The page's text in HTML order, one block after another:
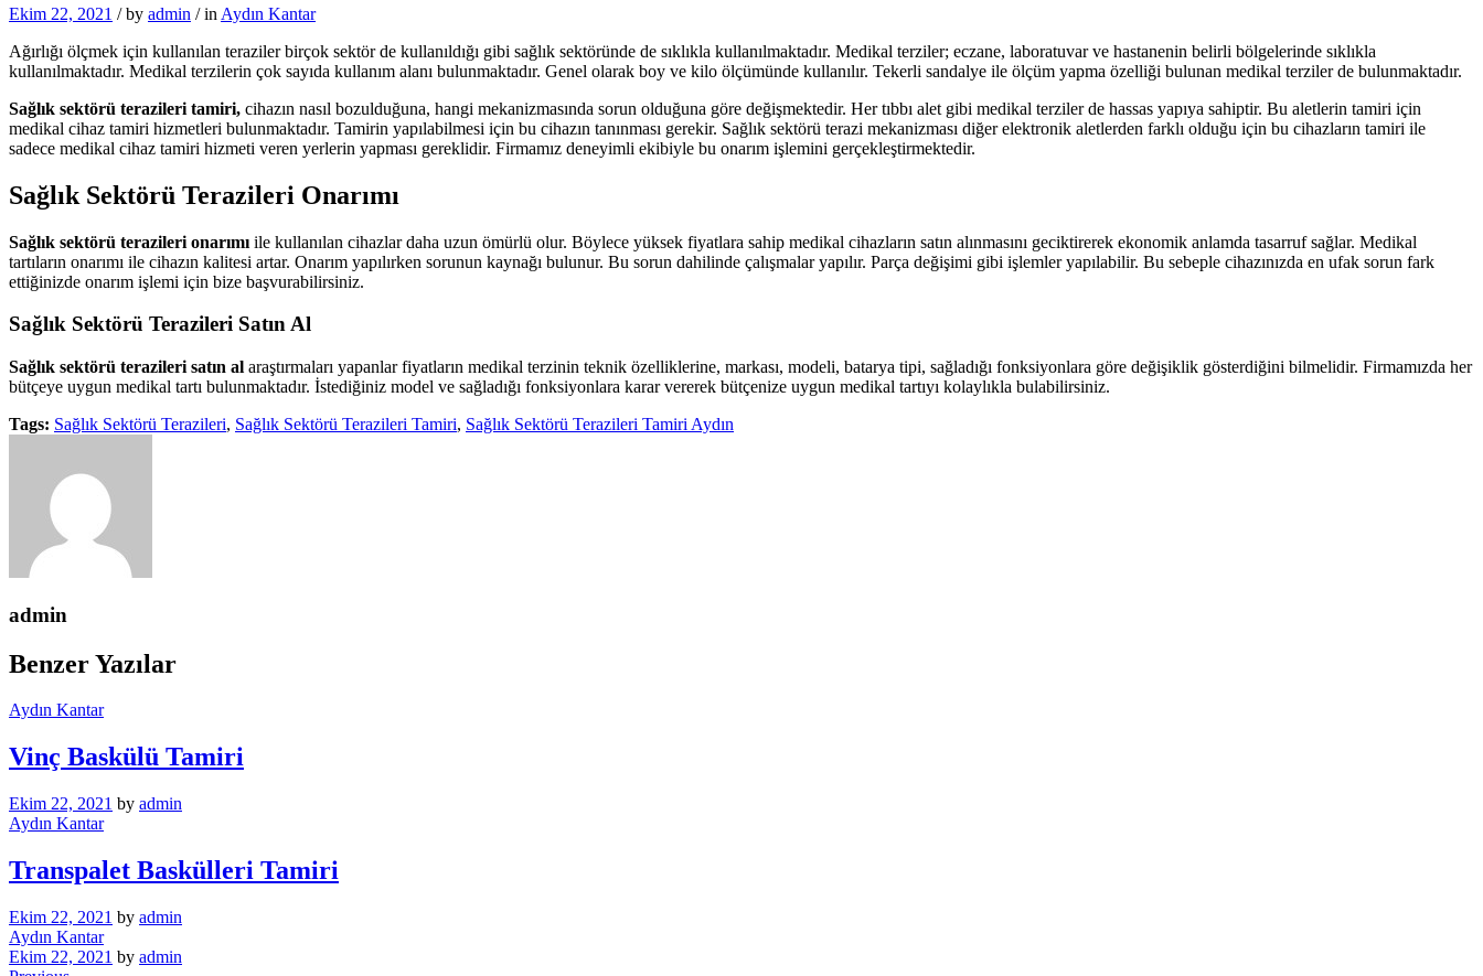
Ekim 22, 2021 /by admin /in Aydın Kantar
Ağırlığı ölçmek için kullanılan teraziler birçok sektör de kullanıldığı gibi sağlık sektöründe de sıklıkla kullanılmaktadır. Medikal terziler; eczane, laboratuvar ve hastanenin belirli bölgelerinde sıklıkla
kullanılmaktadır. Medikal terzilerin çok sayıda kullanım alanı bulunmaktadır. Genel olarak boy ve kilo ölçümünde kullanılır. Tekerli sandalye ile ölçüm yapma özelliği bulunan medikal terziler de bulunmaktadır.
Sağlık sektörü terazileri tamiri, cihazın nasıl bozulduğuna, hangi mekanizmasında sorun olduğuna göre değişmektedir. Her tıbbı alet gibi medikal terziler de hassas yapıya sahiptir. Bu aletlerin tamiri için
medikal cihaz tamiri hizmetleri bulunmaktadır. Tamirin yapılabilmesi için bu cihazın tanınması gerekir. Sağlık sektörü terazi mekanizması diğer elektronik aletlerden farklı olduğu için bu cihazların tamiri ile
sadece medikal cihaz tamiri hizmeti veren yerlerin yapması gereklidir. Firmamız deneyimli ekibiyle bu onarım işlemini gerçekleştirmektedir.
Sağlık Sektörü Terazileri Onarımı
Sağlık sektörü terazileri onarımı ile kullanılan cihazlar daha uzun ömürlü olur. Böylece yüksek fiyatlara sahip medikal cihazların satın alınmasını geciktirerek ekonomik anlamda tasarruf sağlar. Medikal
tartıların onarımı ile cihazın kalitesi artar. Onarım yapılırken sorunun kaynağı bulunur. Bu sorun dahilinde çalışmalar yapılır. Parça değişimi gibi işlemler yapılabilir. Bu sebeple cihazınızda en ufak sorun fark
ettiğinizde onarım işlemi için bize başvurabilirsiniz.
Sağlık Sektörü Terazileri Satın Al
Sağlık sektörü terazileri satın al araştırmaları yapanlar fiyatların medikal terzinin teknik özelliklerine, markası, modeli, batarya tipi, sağladığı fonksiyonlara göre değişiklik gösterdiğini bilmelidir. Firmamızda her
bütçeye uygun medikal tartı bulunmaktadır. İstediğiniz model ve sağladığı fonksiyonlara karar vererek bütçenize uygun medikal tartıyı kolaylıkla bulabilirsiniz.
Tags: Sağlık Sektörü Terazileri, Sağlık Sektörü Terazileri Tamiri, Sağlık Sektörü Terazileri Tamiri Aydın
admin
Benzer Yazılar
Aydın Kantar
Vinç Baskülü Tamiri
Ekim 22, 2021 by admin
Aydın Kantar
Transpalet Baskülleri Tamiri
Ekim 22, 2021 by admin
Aydın Kantar
Ekim 22, 2021 by admin